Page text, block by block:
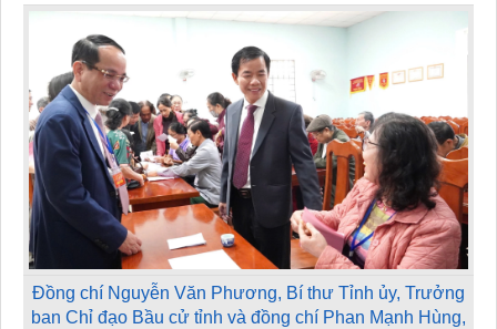
Đồng chí Nguyễn Văn Phương, Bí thư Tỉnh ủy, Trưởng
ban Chỉ đạo Bầu cử tỉnh và đồng chí Phan Mạnh Hùng,